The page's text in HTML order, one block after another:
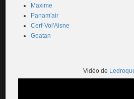
Maxime
Panam'air
Cerf-Vol'Aisne
Geatan
Vidéo de